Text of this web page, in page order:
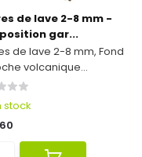
de lave 2-8 mm -
gar...
de lave 2-8 mm, Fond
volcanique...
stock